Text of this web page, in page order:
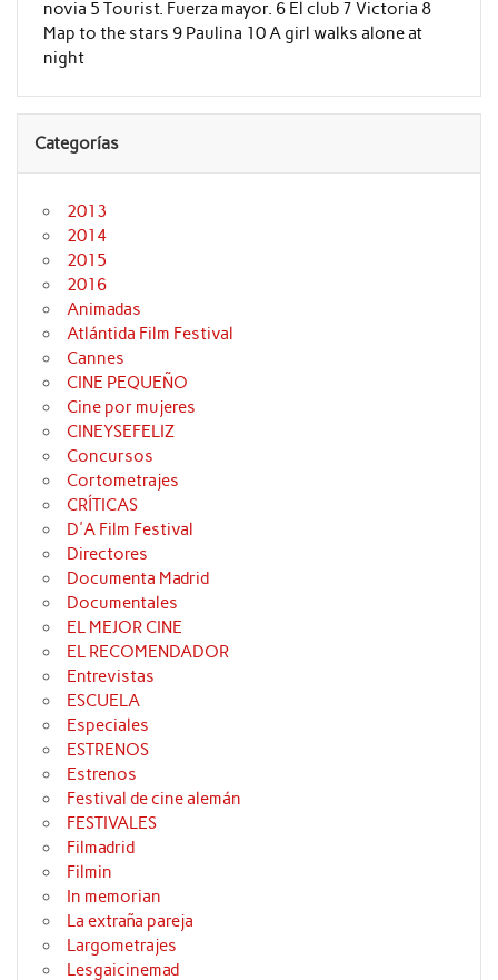
novia 5 Tourist. Fuerza mayor. 6 El club 7 Victoria 8
Map to the stars 9 Paulina 10 A girl walks alone at
night
Categorías
2013
2014
2015
2016
Animadas
Atlántida Film Festival
Cannes
CINE PEQUEÑO
Cine por mujeres
CINEYSEFELIZ
Concursos
Cortometrajes
CRÍTICAS
D'A Film Festival
Directores
Documenta Madrid
Documentales
EL MEJOR CINE
EL RECOMENDADOR
Entrevistas
ESCUELA
Especiales
ESTRENOS
Estrenos
Festival de cine alemán
FESTIVALES
Filmadrid
Filmin
In memorian
La extraña pareja
Largometrajes
Lesgaicinemad